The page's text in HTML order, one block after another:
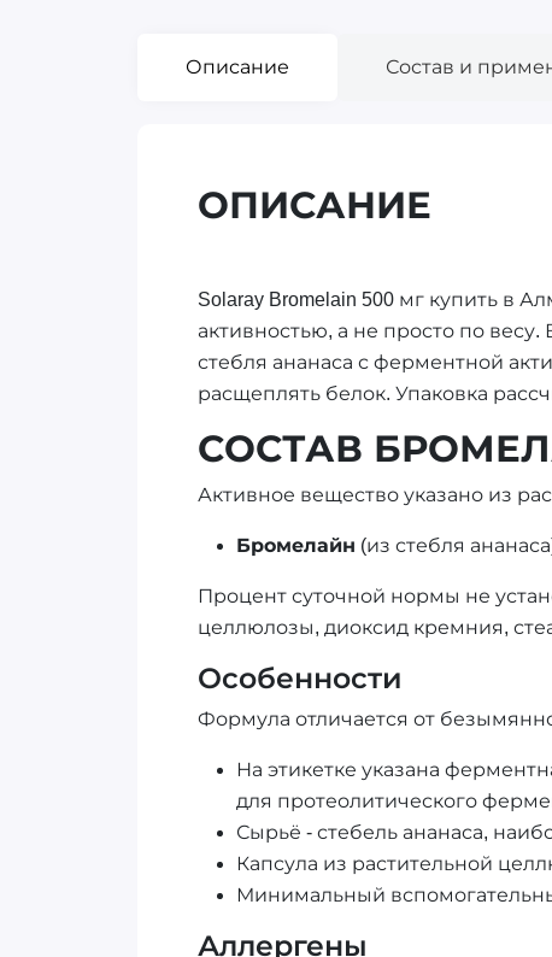
Описание Состав и
ОПИСАНИЕ
Solaray Bromelain 500 мг купить в
активностью, а не просто по
стебля ананаса с ферментной
расщеплять белок. Упаковка
СОСТАВ
Активное вещество указано из
Бромелайн (из стебля
Процент суточной нормы не
целлюлозы, диоксид кремния,
Особенности
Формула отличается от
На этикетке указана
для протеолитического
Сырьё - стебель ананаса,
Капсула из растительной
Минимальный
Аллергены